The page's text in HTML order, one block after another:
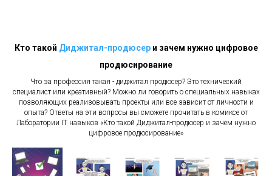
Кто такой Диджитал-продюсери зачем нужно цифровое
продюсирование
Что за профессия такая - диджитал продюсер? Это технический
специалист или креативный? Можно ли говорить о специальных навыках
позволяющих реализовывать проекты или все зависит от личности и
опыта? Ответы на эти вопросы вы сможете прочитать в комиксе от
Лаборатории IT навыков «Кто такой Диджитал-продюсер и зачем нужно
цифровое продюсирование»